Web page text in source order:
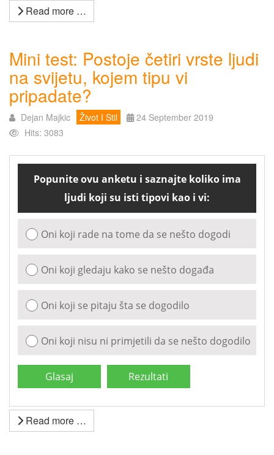
Read more …
Mini test: Postoje četiri vrste ljudi
na svijetu, kojem tipu vi
pripadate?
Dejan Majkic Život I Stil
24 September 2019
Hits: 3083
Popunite ovu anketu i saznajte koliko ima
ljudi koji su isti tipovi kao i vi:
Oni koji rade na tome da se nešto dogodi
Oni koji gledaju kako se nešto događa
Oni koji se pitaju šta se dogodilo
Oni koji nisu ni primjetili da se nešto dogodilo
Read more …